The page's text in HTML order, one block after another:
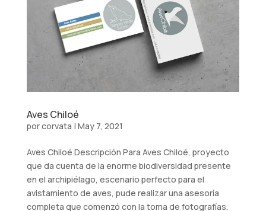
Aves Chiloé
porcorvata | May 7, 2021
Aves Chiloé Descripción Para Aves Chiloé, proyecto
que da cuenta de la enorme biodiversidad presente
en el archipiélago, escenario perfecto para el
avistamiento de aves, pude realizar una asesoría
completa que comenzó con la toma de fotografías,